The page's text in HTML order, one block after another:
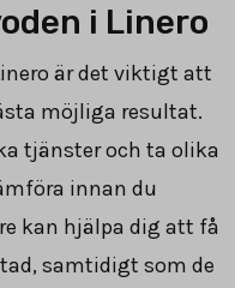
i Linero
är det viktigt att
möjliga resultat.
tjänster och ta olika
innan du
kan hjälpa dig att få
samtidigt som de